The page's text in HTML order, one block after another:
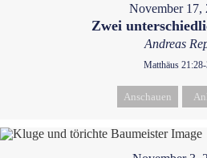
November 17,
Zwei
Andreas
Matthäus
Anschauen